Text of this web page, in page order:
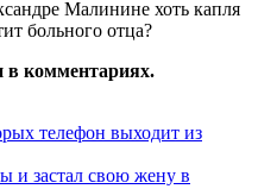
Малинине хоть капля
больного отца?
в комментариях.
телефон выходит из
и застал свою жену в